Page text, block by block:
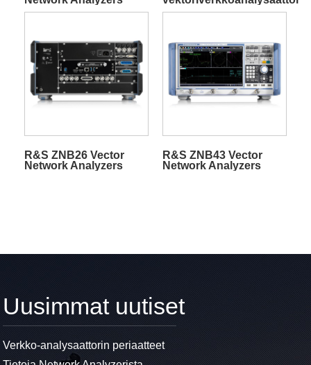
R&S ZNB26 Vector
Network Analyzers
R&S ZNB43 Vector
Network Analyzers
Uusimmat uutiset
Verkko-analysaattorin periaatteet